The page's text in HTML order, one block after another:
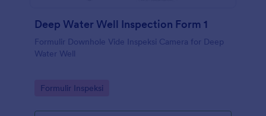
Deep Water Well Inspection Form 1
Formulir Downhole Vide Inspeksi Camera for Deep
Water Well
Go to Category:
Formulir Inspeksi